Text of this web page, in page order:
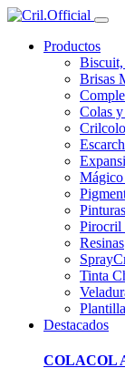
Productos
Biscuit,
Brisas
Colas y
Pirocril
Resinas
Tinta
Destacados
COLACOL